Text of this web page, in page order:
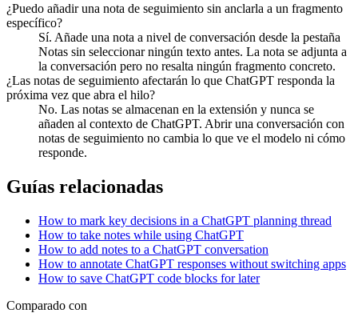
¿Puedo añadir una nota de seguimiento sin anclarla a un fragmento
específico?
Sí. Añade una nota a nivel de conversación desde la pestaña
Notas sin seleccionar ningún texto antes. La nota se adjunta a
la conversación pero no resalta ningún fragmento concreto.
¿Las notas de seguimiento afectarán lo que ChatGPT responda la
próxima vez que abra el hilo?
No. Las notas se almacenan en la extensión y nunca se
añaden al contexto de ChatGPT. Abrir una conversación con
notas de seguimiento no cambia lo que ve el modelo ni cómo
responde.
Guías relacionadas
How to mark key decisions in a ChatGPT planning thread
How to take notes while using ChatGPT
How to add notes to a ChatGPT conversation
How to annotate ChatGPT responses without switching apps
How to save ChatGPT code blocks for later
Comparado con